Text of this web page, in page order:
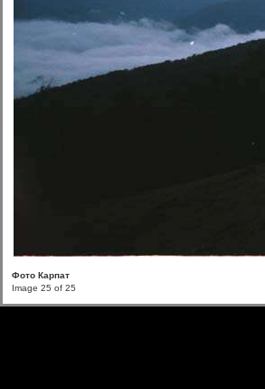
Фото Карпат
Image 25 of 25